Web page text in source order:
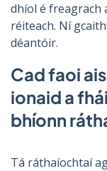
dhíol é freagrach
réiteach. Ní
déantóir.
Cad faoi
ionaid a
bhíonn
Tá ráthaíochtaí